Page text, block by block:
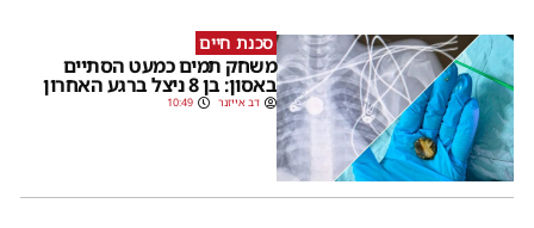
סכנת חיים
משחק תמים כמעט הסתיים
באסון: בן 8 ניצל ברגע האחרון
דב אייזנר 10:49